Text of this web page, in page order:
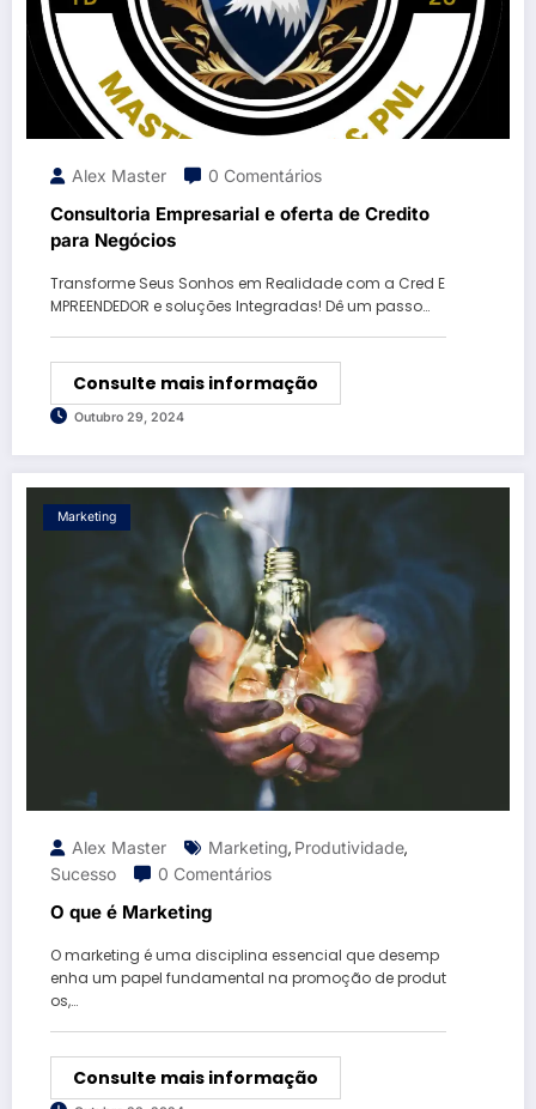
Alex Master 0 Comentários
Consultoria Empresarial e oferta de Credito
para Negócios
Transforme Seus Sonhos em Realidade com a Cred E
MPREENDEDOR e soluções Integradas! Dê um passo…
Consulte mais informação
Outubro 29, 2024
Marketing
Alex Master Marketing, Produtividade,
Sucesso
0 Comentários
O que é Marketing
O marketing é uma disciplina essencial que desemp
enha um papel fundamental na promoção de produt
os,…
Consulte mais informação